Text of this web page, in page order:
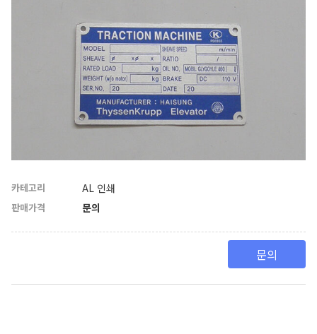
카테고리 AL 인쇄
판매가격
문의